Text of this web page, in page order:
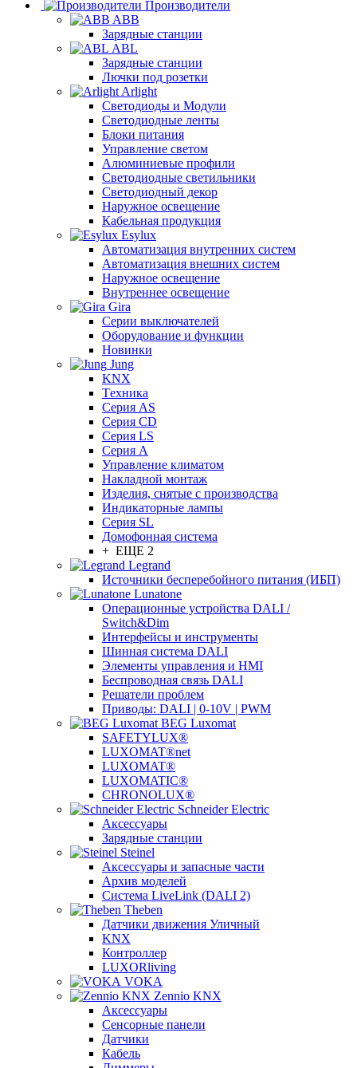
Производители
ABB
Зарядные станции
ABL
Зарядные станции
Лючки под розетки
Arlight
Светодиоды и Модули
Светодиодные ленты
Блоки питания
Управление светом
Алюминиевые профили
Светодиодные светильники
Светодиодный декор
Наружное освещение
Кабельная продукция
Esylux
Автоматизация внутренних систем
Автоматизация внешних систем
Наружное освещение
Внутреннее освещение
Gira
Серии выключателей
Оборудование и функции
Новинки
Jung
KNX
Tехника
Серия AS
Серия CD
Серия LS
Серия A
Управление климатом
Накладной монтаж
Изделия, снятые с производства
Индикаторные лампы
Серия SL
Домофонная система
+ ЕЩЕ 2
Legrand
Источники бесперебойного питания (ИБП)
Lunatone
Операционные устройства DALI /
Switch&Dim
Интерфейсы и инструменты
Шинная система DALI
Элементы управления и HMI
Беспроводная связь DALI
Решатели проблем
Приводы: DALI | 0-10V | PWM
BEG Luxomat
SAFETYLUX®
LUXOMAT®net
LUXOMAT®
LUXOMATIC®
CHRONOLUX®
Schneider Electric
Аксессуары
Зарядные станции
Steinel
Аксессуары и запасные части
Архив моделей
Система LiveLink (DALI 2)
Theben
Датчики движения Уличный
KNX
Контроллер
LUXORliving
VOKA
Zennio KNX
Аксессуары
Сенсорные панели
Датчики
Кабель